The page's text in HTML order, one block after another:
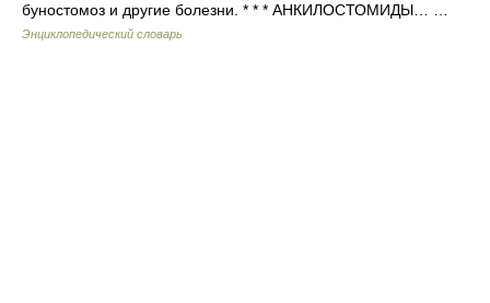
буностомоз и другие болезни. * * * АНКИЛОСТОМИДЫ… …
Энциклопедический словарь